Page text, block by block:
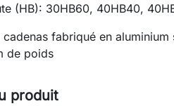
(HB): 30HB60, 40HB40,
produit